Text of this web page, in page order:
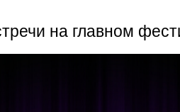
на главном